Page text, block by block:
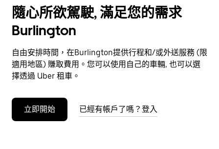
鈕
即
可
閉
行
事
隨心所欲駕駛, 滿足您的需求
Burlington
自由安排時間，在Burlington提供行程和/或外送服務 (限
適用地區) 賺取費用。您可以使用自己的車輛, 也可以選
擇透過 Uber 租車。
立即開始 已經有帳戶了嗎？登入